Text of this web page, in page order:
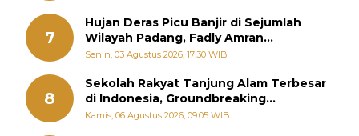
7
Hujan Deras Picu Banjir di Sejumlah
Wilayah Padang, Fadly Amran
Perintahkan OPD Siaga
Senin, 03 Agustus 2026, 17:30 WIB
8
Sekolah Rakyat Tanjung Alam Terbesar
di Indonesia, Groundbreaking
September
Kamis, 06 Agustus 2026, 09:05 WIB